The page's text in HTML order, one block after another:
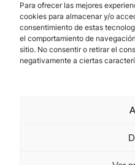
Para ofrecer las mejores
cookies para almacenar y/o
consentimiento de estas
el comportamiento de
sitio. No consentir o retirar el
negativamente a ciertas
Los Prados, 121 – 33203 Gijón
985 185 577 –